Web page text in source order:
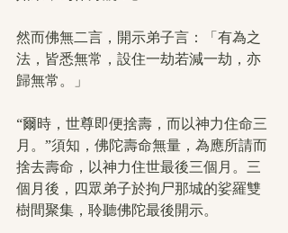
然而佛無二言，開示弟子言：「有為之
法，皆悉無常，設住一劫若減一劫，亦
歸無常。」
“爾時，世尊即便捨壽，而以神力住命三
月。”須知，佛陀壽命無量，為應所請而
捨去壽命，以神力住世最後三個月。三
個月後，四眾弟子於拘尸那城的娑羅雙
樹間聚集，聆聽佛陀最後開示。